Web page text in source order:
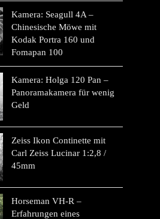
Kamera: Seagull 4A –
Chinesische Möwe mit
Kodak Portra 160 und
Fomapan 100
Kamera: Holga 120 Pan –
Panoramakamera für wenig
Geld
Zeiss Ikon Continette mit
Carl Zeiss Lucinar 1:2,8 /
45mm
Horseman VH-R –
Erfahrungen eines